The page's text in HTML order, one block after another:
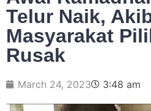
Telur Naik,
Masyarakat
Rusak
March 24, 2023 3:48 am